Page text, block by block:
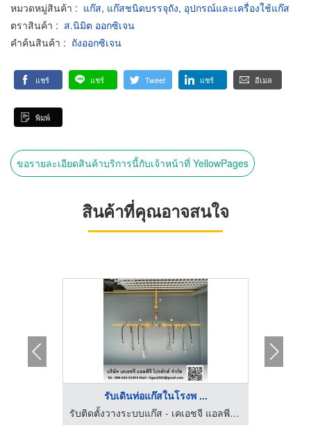
หมวดหมู่สินค้า : แก๊ส, แก๊สชนิดบรรจุถัง, อุปกรณ์และเครื่องใช้แก๊ส
ตราสินค้า : ส.นิมิต ออกซิเจน
คำค้นสินค้า : ถังออกซิเจน
แชร์ แชร์ Tweet แชร์ อีเมล
พิมพ์
ขอรายละเอียดสินค้าบริการนี้กับเจ้าหน้าที่ YellowPages
สินค้าที่คุณอาจสนใจ
รับเดินท่อแก๊สในโรงพ ...
รับติดตั้งวางระบบแก๊ส - เคเอชจี แอลพีจี โปรดักส์